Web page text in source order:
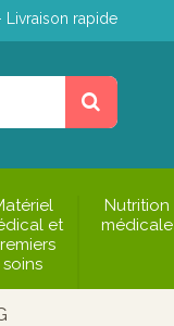
Livraison rapide
et
soins
Nutrition
médicale